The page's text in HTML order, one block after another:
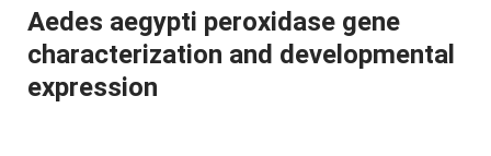
Aedes aegypti peroxidase gene
characterization and developmental
expression